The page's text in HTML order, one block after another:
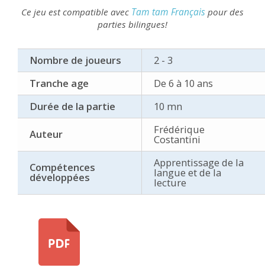
Ce jeu est compatible avec Tam tam Français pour des
parties bilingues!
Nombre de joueurs
2 - 3
Tranche age
De 6 à 10 ans
Durée de la partie
10 mn
Auteur Frédérique
Costantini
Compétences
développées
Apprentissage de la
langue et de la
lecture